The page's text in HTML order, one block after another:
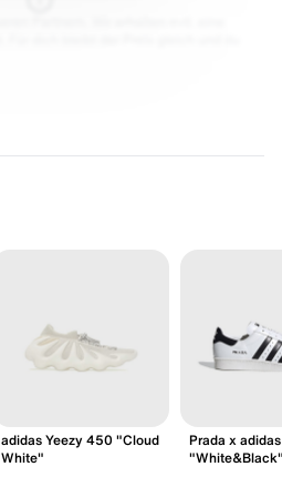
adidas Yeezy 450 "Cloud
White"
Prada x